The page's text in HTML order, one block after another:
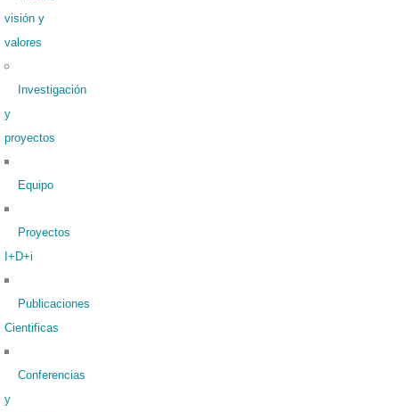
visión y
valores
Investigación
y
proyectos
Equipo
Proyectos
I+D+i
Publicaciones
Cientificas
Conferencias
y